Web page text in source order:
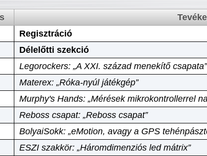
Regisztráció
Délelőtti szekció
Legorockers: „A XXI. század menekítő csapata”
Materex: „Róka-nyúl játékgép”
Murphy's Hands: „Mérések mikrokontrollerrel
Reboss csapat: „Reboss csapat”
BolyaiSokk: „eMotion, avagy a GPS
ESZI szakkör: „Háromdimenziós led mátrix”